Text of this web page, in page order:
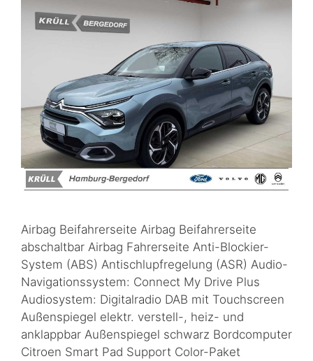
Airbag Beifahrerseite Airbag Beifahrerseite
abschaltbar Airbag Fahrerseite Anti-Blockier-
System (ABS) Antischlupfregelung (ASR) Audio-
Navigationssystem: Connect My Drive Plus
Audiosystem: Digitalradio DAB mit Touchscreen
Außenspiegel elektr. verstell-, heiz- und
anklappbar Außenspiegel schwarz Bordcomputer
Citroen Smart Pad Support Color-Paket